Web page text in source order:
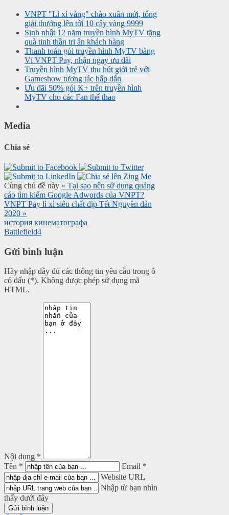
VNPT "Lì xì vàng" chào xuân mới, tổng
giải thưởng lên tới 10 cây vàng 9999
Sinh nhật 12 năm truyền hình MyTV tặng
quà tinh thần tri ân khách hàng
Thanh toán gói truyền hình MyTV bằng
Ví VNPT Pay, nhận ngay ưu đãi
Truyền hình MyTV thu hút giới trẻ với
Gameshow tương tác hấp dẫn
Ưu đãi 50% gói K+ trên truyền hình
MyTV cho các Fan thể thao
Media
Chia sẻ
Cùng chủ đề này « Tại sao nên sử dụng quảng
cáo tìm kiếm Google Adwords của VNPT?
VNPT Pay lì xì siêu chất dịp Tết Nguyên đán
2020 »
история кинематографа
Battlefield4
Gửi bình luận
Hãy nhập đầy đủ các thông tin yêu cầu trong ô
có dấu (*). Không được phép sử dụng mã
HTML.
Nội dung *
Tên *
Email *
Website URL
Nhập từ bạn nhìn
thấy dưới đây